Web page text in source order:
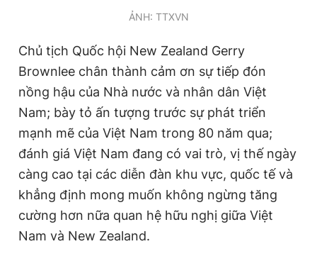
ẢNH: TTXVN
Chủ tịch Quốc hội New Zealand Gerry
Brownlee chân thành cảm ơn sự tiếp đón
nồng hậu của Nhà nước và nhân dân Việt
Nam; bày tỏ ấn tượng trước sự phát triển
mạnh mẽ của Việt Nam trong 80 năm qua;
đánh giá Việt Nam đang có vai trò, vị thế ngày
càng cao tại các diễn đàn khu vực, quốc tế và
khẳng định mong muốn không ngừng tăng
cường hơn nữa quan hệ hữu nghị giữa Việt
Nam và New Zealand.